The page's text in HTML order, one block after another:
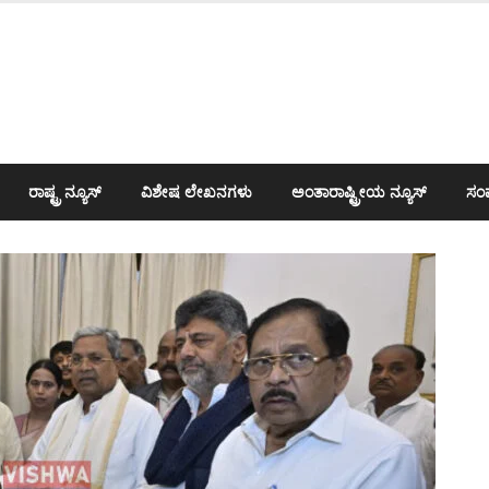
ರಾಷ್ಟ್ರ ನ್ಯೂಸ್ ವಿಶೇಷ ಲೇಖನಗಳು ಅಂತಾರಾಷ್ಟ್ರೀಯ ನ್ಯೂಸ್